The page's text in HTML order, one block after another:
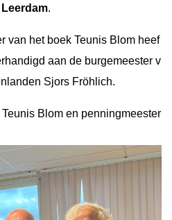
.
van het boek Teunis Blom heef
aan de burgemeester v
Sjors Fröhlich.
Blom en penningmeester